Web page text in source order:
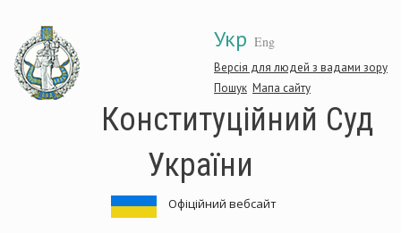
основного
матеріалу
Укр Eng
Версія для людей з вадами зору
Пошук Мапа сайту
Конституційний Суд
України
Офіційний вебсайт